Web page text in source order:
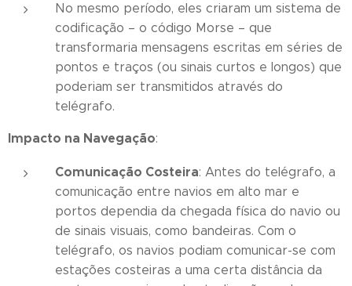
No mesmo período, eles criaram um sistema de
codificação – o código Morse – que
transformaria mensagens escritas em séries de
pontos e traços (ou sinais curtos e longos) que
poderiam ser transmitidos através do
telégrafo.
Impacto na Navegação:
Comunicação Costeira: Antes do telégrafo, a
comunicação entre navios em alto mar e
portos dependia da chegada física do navio ou
de sinais visuais, como bandeiras. Com o
telégrafo, os navios podiam comunicar-se com
estações costeiras a uma certa distância da